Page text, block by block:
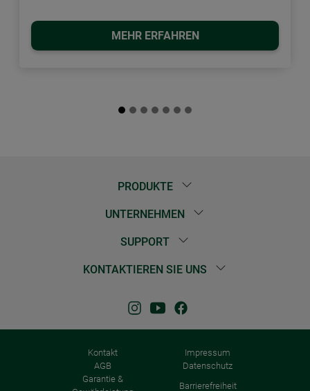
MEHR ERFAHREN
PRODUKTE
UNTERNEHMEN
SUPPORT
KONTAKTIEREN SIE UNS
Kontakt
Impressum
AGB
Datenschutz
Garantie &
Barrierefreiheit